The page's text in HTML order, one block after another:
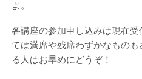
よ。
各講座の参加申し込みは現在
ては満席や残席わずかなもの
る人はお早めにどうぞ！